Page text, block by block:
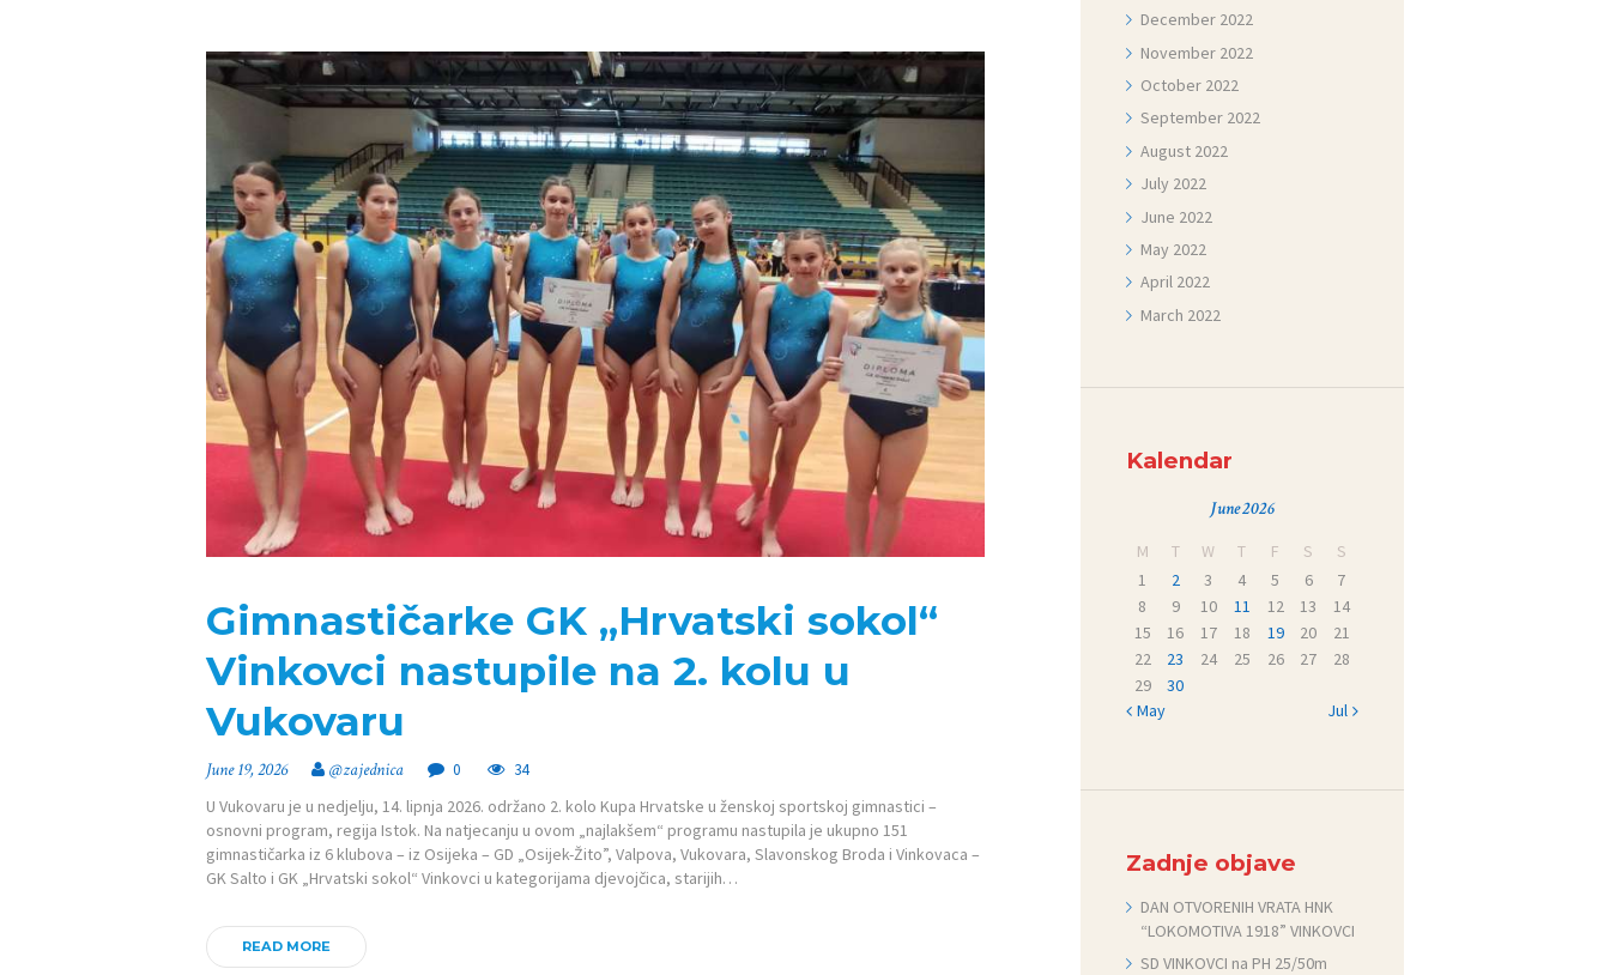
FOTOGALERIJA
Gimnastičarke GK „Hrvatski sokol“
Vinkovci nastupile na 2. kolu u
Vukovaru
June 19, 2026 @zajednica 0 34
U Vukovaru je u nedjelju, 14. lipnja 2026. održano 2. kolo Kupa Hrvatske u ženskoj sportskoj gimnastici –
osnovni program, regija Istok. Na natjecanju u ovom „najlakšem“ programu nastupila je ukupno 151
gimnastičarka iz 6 klubova – iz Osijeka – GD „Osijek-Žito”, Valpova, Vukovara, Slavonskog Broda i Vinkovaca –
GK Salto i GK „Hrvatski sokol“ Vinkovci u kategorijama djevojčica, starijih…
READ MORE
December 2022
November 2022
October 2022
September 2022
August 2022
July 2022
June 2022
May 2022
April 2022
March 2022
Kalendar
June 2026
M T W T F S
S
1
2 3 4 5 6
7
8
9 10 11 12 13
14
15
16 17 18 19 20
21
22
23 24 25 26 27
28
29
30
« May
Jul »
Zadnje objave
DAN OTVORENIH VRATA HNK
“LOKOMOTIVA 1918” VINKOVCI
SD VINKOVCI na PH 25/50m